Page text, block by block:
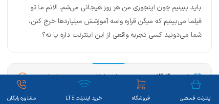
باید ببینیم چون اینجوری من هر روز هیجانی می‌شم. الانم ما تو
فیلما می‌بینیم که میگن قراره واسه آموزشش میلیاردها خرج کنن،
شما می‌دونید کسی تجربه واقعی از این اینترنت داره یا نه؟
01 مهر 1404 سجاد سلطانی پاسخ دهید
اینترنت قسطی فروشگاه خرید اینترنت LTE مشاوره رایگان